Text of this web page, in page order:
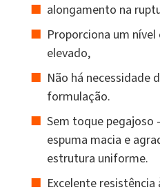
alongamento na
Proporciona um
elevado,
Não há necessidade
formulação.
Sem toque pegajoso
espuma macia e
estrutura uniforme.
Excelente